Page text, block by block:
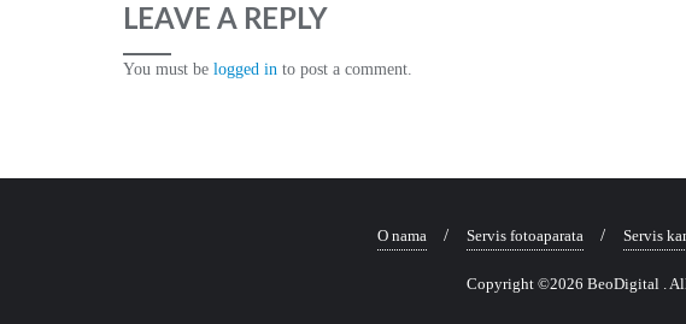
LEAVE A REPLY
You must be logged in to post a comment.
O nama Servis fotoaparata Servis
Copyright ©2026 BeoDigital .